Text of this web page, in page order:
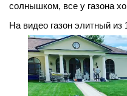
солнышком, все у газона
На видео газон элитный из